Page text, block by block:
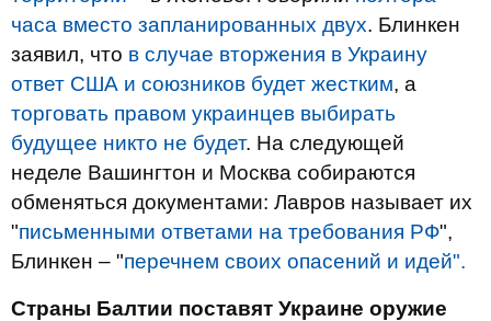
часа вместо запланированных двух. Блинкен
заявил, что в случае вторжения в Украину
ответ США и союзников будет жестким, а
торговать правом украинцев выбирать
будущее никто не будет. На следующей
неделе Вашингтон и Москва собираются
обменяться документами: Лавров называет их
"письменными ответами на требования РФ",
Блинкен – "перечнем своих опасений и идей".
Страны Балтии поставят Украине оружие